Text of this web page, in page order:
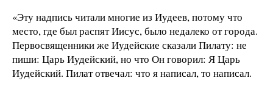
«Эту надпись читали многие из Иудеев, потому что
место, где был распят Иисус, было недалеко от города.
Первосвященники же Иудейские сказали Пилату: не
пиши: Царь Иудейский, но что Он говорил: Я Царь
Иудейский. Пилат отвечал: что я написал, то написал.